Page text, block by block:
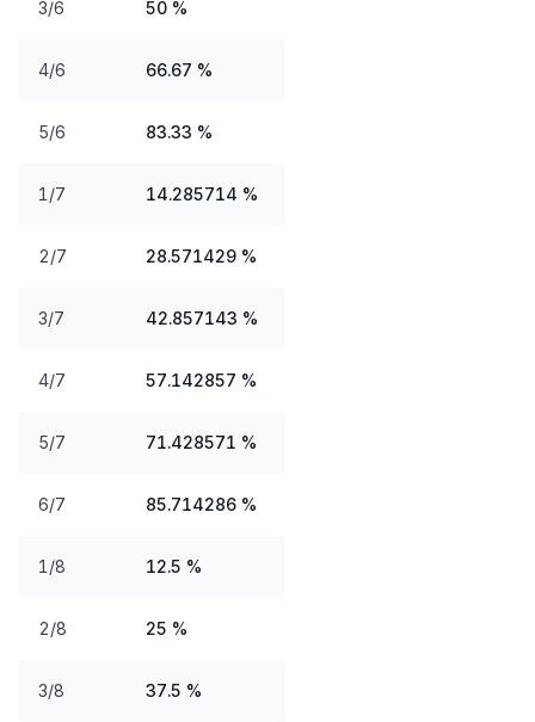
3/6 50 %
4/6 66.67 %
5/6 83.33 %
1/7 14.285714 %
2/7 28.571429 %
3/7 42.857143 %
4/7 57.142857 %
5/7 71.428571 %
6/7 85.714286 %
1/8 12.5 %
2/8 25 %
3/8 37.5 %